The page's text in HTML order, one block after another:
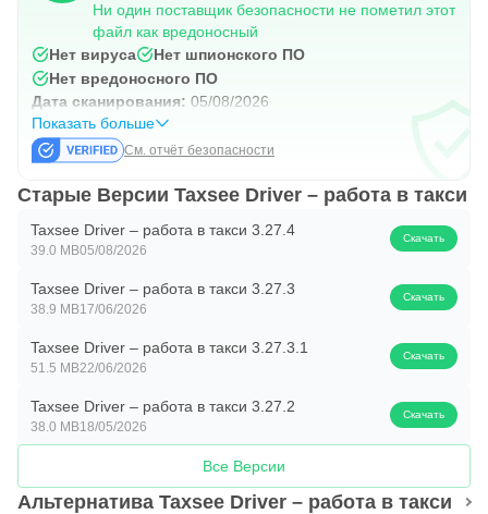
Ни один поставщик безопасности не пометил этот
файл как вредоносный
Нет вируса
Нет шпионского ПО
Нет вредоносного ПО
Дата сканирования: 05/08/2026
Показать больше
См. отчёт безопасности
Старые Версии Taxsee Driver – работа в такси
Taxsee Driver – работа в такси 3.27.4
39.0 MB05/08/2026
Скачать
Taxsee Driver – работа в такси 3.27.3
38.9 MB17/06/2026
Скачать
Taxsee Driver – работа в такси 3.27.3.1
51.5 MB22/06/2026
Скачать
Taxsee Driver – работа в такси 3.27.2
38.0 MB18/05/2026
Скачать
Все Версии
Альтернатива Taxsee Driver – работа в такси